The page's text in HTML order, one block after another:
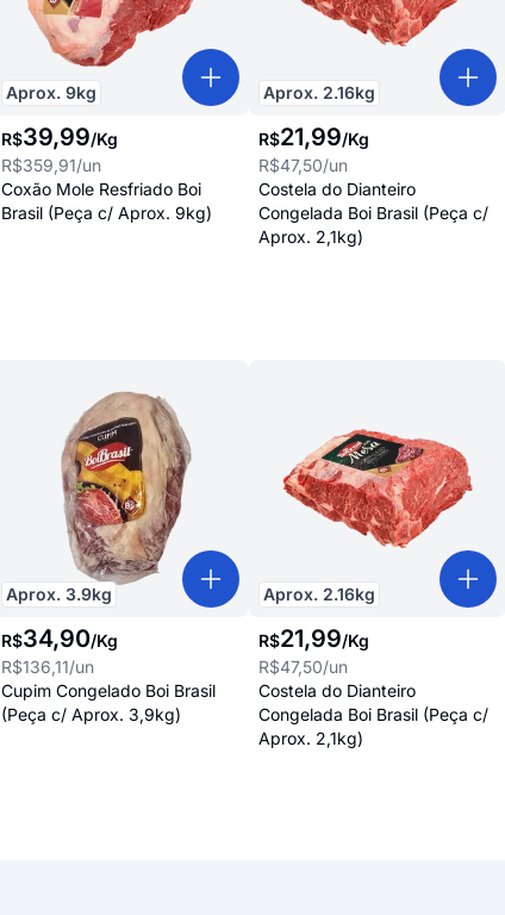
Aprox. 9kg
R$39,99/Kg
R$359,91/un
Coxão Mole Resfriado Boi
Brasil (Peça c/ Aprox. 9kg)
Aprox. 2.16kg
R$21,99/Kg
R$47,50/un
Costela do Dianteiro
Congelada Boi Brasil (Peça c/
Aprox. 2,1kg)
Aprox. 3.9kg
R$34,90/Kg
R$136,11/un
Cupim Congelado Boi Brasil
(Peça c/ Aprox. 3,9kg)
Aprox. 2.16kg
R$21,99/Kg
R$47,50/un
Costela do Dianteiro
Congelada Boi Brasil (Peça c/
Aprox. 2,1kg)